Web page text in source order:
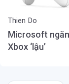
Thien Do
Microsoft
Xbox ‘lậu’